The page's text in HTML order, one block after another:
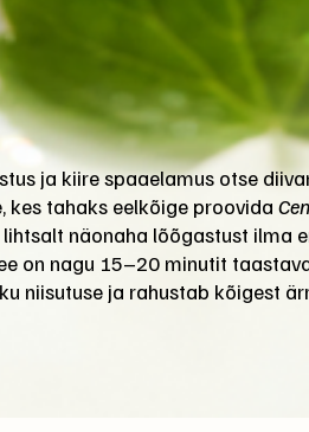
ja kiire spaaelamus otse
kes tahaks eelkõige proovida
näonaha lõõgastust ilma
on nagu 15–20 minutit
niisutuse ja rahustab kõigest